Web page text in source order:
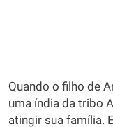
Quando o filho de
uma índia da tribo
atingir sua família.